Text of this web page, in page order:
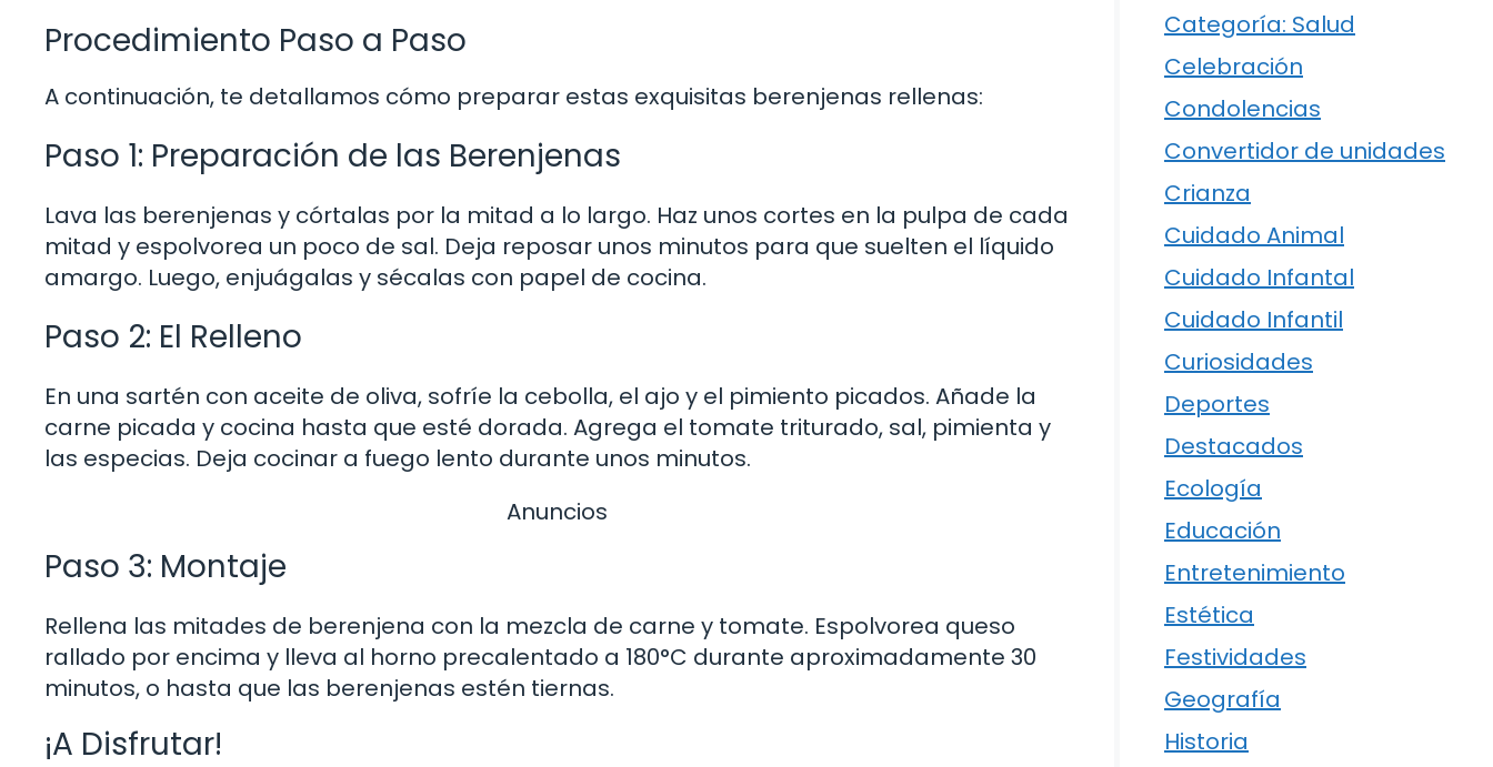
Procedimiento Paso a Paso
A continuación, te detallamos cómo preparar estas exquisitas berenjenas rellenas:
Paso 1: Preparación de las Berenjenas
Lava las berenjenas y córtalas por la mitad a lo largo. Haz unos cortes en la pulpa de cada
mitad y espolvorea un poco de sal. Deja reposar unos minutos para que suelten el líquido
amargo. Luego, enjuágalas y sécalas con papel de cocina.
Paso 2: El Relleno
En una sartén con aceite de oliva, sofríe la cebolla, el ajo y el pimiento picados. Añade la
carne picada y cocina hasta que esté dorada. Agrega el tomate triturado, sal, pimienta y
las especias. Deja cocinar a fuego lento durante unos minutos.
Anuncios
Paso 3: Montaje
Rellena las mitades de berenjena con la mezcla de carne y tomate. Espolvorea queso
rallado por encima y lleva al horno precalentado a 180°C durante aproximadamente 30
minutos, o hasta que las berenjenas estén tiernas.
¡A Disfrutar!
Categoría: Salud
Celebración
Condolencias
Convertidor de unidades
Crianza
Cuidado Animal
Cuidado Infantal
Cuidado Infantil
Curiosidades
Deportes
Destacados
Ecología
Educación
Entretenimiento
Estética
Festividades
Geografía
Historia